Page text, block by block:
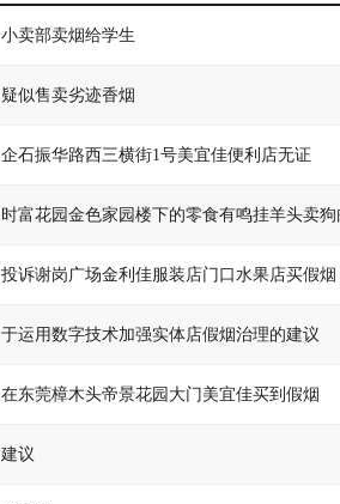
小卖部卖烟给学生
疑似售卖劣迹香烟
企石振华路西三横街1号美宜佳便利店无证
时富花园金色家园楼下的零食有鸣挂羊头卖狗
投诉谢岗广场金利佳服装店门口水果店买假烟
于运用数字技术加强实体店假烟治理的建议
在东莞樟木头帝景花园大门美宜佳买到假烟
建议